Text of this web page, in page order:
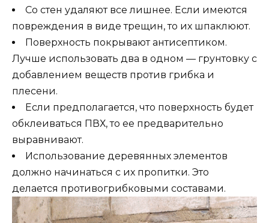
Со стен удаляют все лишнее. Если имеются
повреждения в виде трещин, то их шпаклюют.
Поверхность покрывают антисептиком.
Лучше использовать два в одном — грунтовку с
добавлением веществ против грибка и
плесени.
Если предполагается, что поверхность будет
обклеиваться ПВХ, то ее предварительно
выравнивают.
Использование деревянных элементов
должно начинаться с их пропитки. Это
делается противогрибковыми составами.